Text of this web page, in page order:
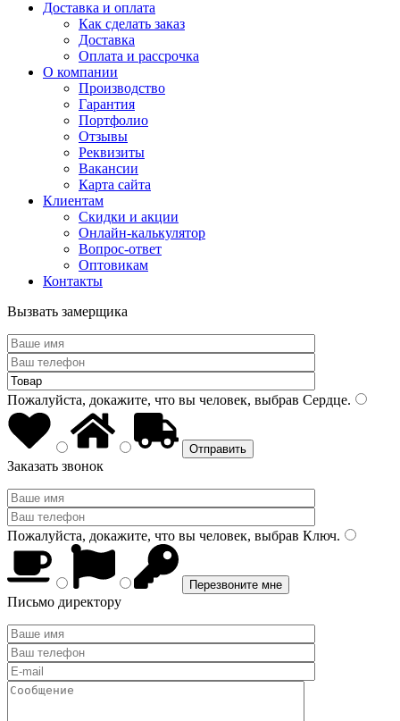
Доставка и оплата
Как сделать заказ
Доставка
Оплата и рассрочка
О компании
Производство
Гарантия
Портфолио
Отзывы
Реквизиты
Вакансии
Карта сайта
Клиентам
Скидки и акции
Онлайн-калькулятор
Вопрос-ответ
Оптовикам
Контакты
Вызвать замерщика
Пожалуйста, докажите, что вы человек, выбрав Сердце.
Заказать звонок
Пожалуйста, докажите, что вы человек, выбрав Ключ.
Письмо директору